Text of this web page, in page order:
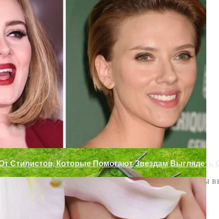
Дверей
Горшков
Стилистов, Которые Помогают Звездам Выглядеть
EMVCO
после сертификации EMVCO. Документы